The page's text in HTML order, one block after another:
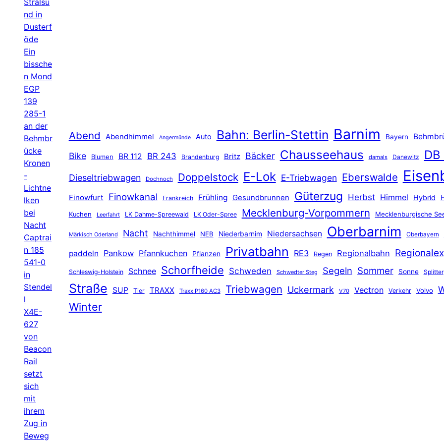
nd in
Dusterf
öde
Ein
bissche
n Mond
EGP
139
285-1
an der
Behmbr
ücke
Kronen
-
Lichtne
lken
bei
Nacht
Captrai
n 185
541-0
in
Stendel
l
X4E-
627
von
Beacon
Rail
setzt
sich
mit
ihrem
Zug in
Beweg
Abend Abendhimmel Angermünde Auto Bahn: Berlin-Stettin Barnim Bayern
Bike Blumen BR 112 BR 243 Brandenburg Britz Bäcker Chausseehaus damals Danewitz DB
Dieseltriebwagen Dochnoch Doppelstock E-Lok E-Triebwagen Eberswalde
Finowfurt Finowkanal Frankreich Frühling Gesundbrunnen Güterzug Herbst Himmel Hybrid
Kuchen Leerfahrt LK Dahme-Spreewald LK Oder-Spree Mecklenburg-Vorpommern Mecklenburgische
Märkisch Oderland Nacht Nachthimmel NEB Niederbarnim Niedersachsen Oberbarnim Oberbayern
paddeln Pankow Pfannkuchen Pflanzen Privatbahn RE3 Regen Regionalbahn
Schleswig-Holstein Schnee Schorfheide Schweden Schwedter Steg Segeln Sommer Sonne Splitter
Straße SUP Tier TRAXX Traxx P160 AC3 Triebwagen Uckermark V70 Vectron Verkehr Volvo
Winter